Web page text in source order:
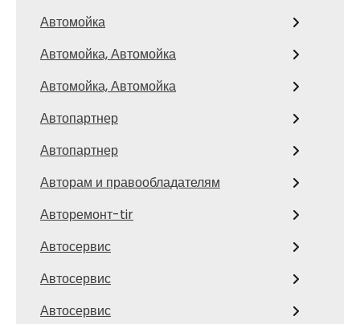
Автомойка
Автомойка, Автомойка
Автомойка, Автомойка
Автопартнер
Автопартнер
Авторам и правообладателям
Авторемонт-tir
Автосервис
Автосервис
Автосервис